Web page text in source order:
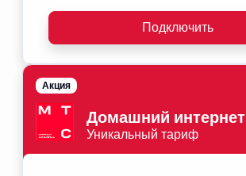
Подключить
Домашний интернет
Уникальный тариф
Акция